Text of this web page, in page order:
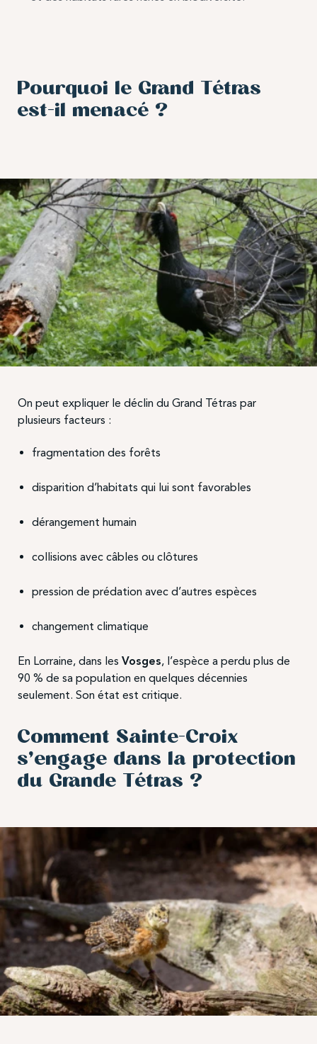
Pourquoi le Grand Tétras
est-il menacé ?
On peut expliquer le déclin du Grand Tétras par
plusieurs facteurs :
fragmentation des forêts
disparition d’habitats qui lui sont favorables
dérangement humain
collisions avec câbles ou clôtures
pression de prédation avec d’autres espèces
changement climatique
En Lorraine, dans les Vosges, l’espèce a perdu plus de
90 % de sa population en quelques décennies
seulement. Son état est critique.
Comment Sainte-Croix
s’engage dans la protection
du Grande Tétras ?